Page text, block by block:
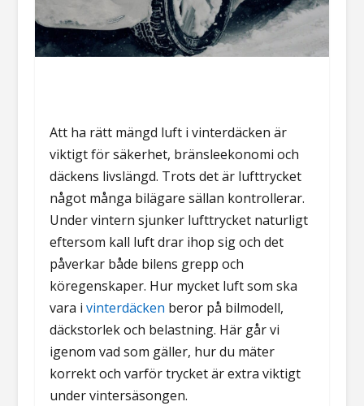
Att ha rätt mängd luft i vinterdäcken är
viktigt för säkerhet, bränsleekonomi och
däckens livslängd. Trots det är lufttrycket
något många bilägare sällan kontrollerar.
Under vintern sjunker lufttrycket naturligt
eftersom kall luft drar ihop sig och det
påverkar både bilens grepp och
köregenskaper. Hur mycket luft som ska
vara i vinterdäcken beror på bilmodell,
däckstorlek och belastning. Här går vi
igenom vad som gäller, hur du mäter
korrekt och varför trycket är extra viktigt
under vintersäsongen.